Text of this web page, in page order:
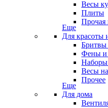
Весы
Плиты
Прочая
Еще
Для красоты
Бритвы
Фены и
Наборы
Весы
Прочее
Еще
Для дома